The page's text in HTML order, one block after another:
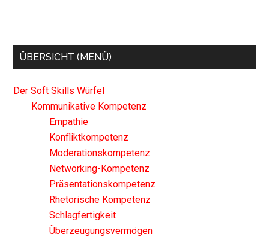
ÜBERSICHT (MENÜ)
Der Soft Skills Würfel
Kommunikative Kompetenz
Empathie
Konfliktkompetenz
Moderationskompetenz
Networking-Kompetenz
Präsentationskompetenz
Rhetorische Kompetenz
Schlagfertigkeit
Überzeugungsvermögen